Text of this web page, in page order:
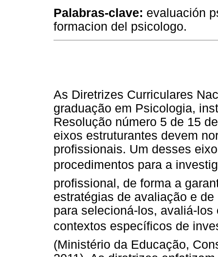
Palabras-clave: evaluación
formacion del psicologo.
As Diretrizes Curriculares
graduação em Psicologia,
Resolução número 5 de 15
eixos estruturantes devem
profissionais. Um desses
procedimentos para a
profissional, de forma a
estratégias de avaliação e
para selecioná-los, avaliá-
contextos específicos de
(Ministério da Educação,